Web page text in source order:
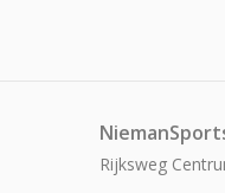
Rijksweg